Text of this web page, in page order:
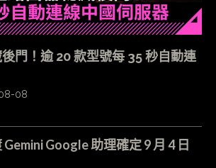
門！逾 20 款型號每 35 秒自動連
08
Google 助理確定 9 月 4 日